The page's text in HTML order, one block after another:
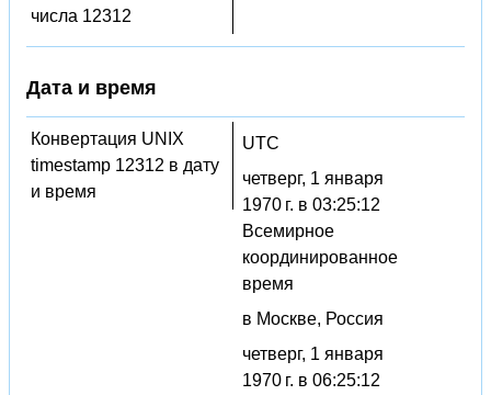
числа 12312
Дата и время
Конвертация UNIX
timestamp 12312 в дату
и время
UTC
четверг, 1 января
1970 г. в 03:25:12
Всемирное
координированное
время
в Москве, Россия
четверг, 1 января
1970 г. в 06:25:12